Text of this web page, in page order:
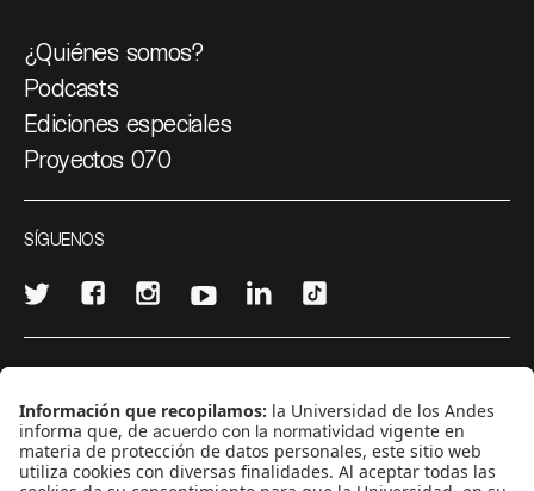
¿Quiénes somos?
Podcasts
Ediciones especiales
Proyectos 070
SÍGUENOS
CONTÁCTANOS
cerosetenta@uniandes.edu.co